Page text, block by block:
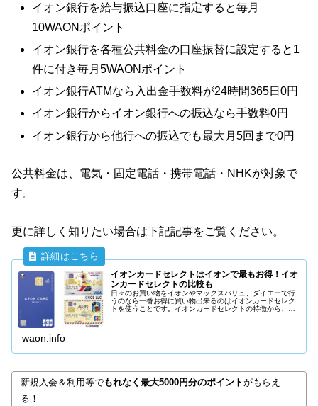
イオン銀行を給与振込口座に指定すると毎月
10WAONポイント
イオン銀行を各種公共料金の口座振替に設定すると1
件に付き毎月5WAONポイント
イオン銀行ATMなら入出金手数料が24時間365日0円
イオン銀行からイオン銀行への振込なら手数料0円
イオン銀行から他行への振込でも最大月5回まで0円
公共料金は、電気・固定電話・携帯電話・NHKが対象で
す。
更に詳しく知りたい場合は下記記事をご覧ください。
イオンカードセレクトはイオンで最もお得！イオ
ンカードセレクトの比較も
日々のお買い物をイオンやマックスバリュ、ダイエーで行
うのなら一番お得に買い物出来るのはイオンカードセレク
トを使うことです。イオンカードセレクトの特徴から、イ
waon.info
新規入会＆利用等でもれなく最大5000円分のポイントがもらえ
る！